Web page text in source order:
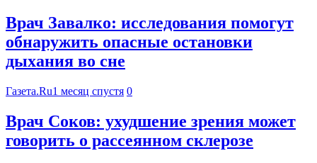
Врач Завалко: исследования помогут
обнаружить опасные остановки
дыхания во сне
Газета.Ru1 месяц спустя 0
Врач Соков: ухудшение зрения может
говорить о рассеянном склерозе